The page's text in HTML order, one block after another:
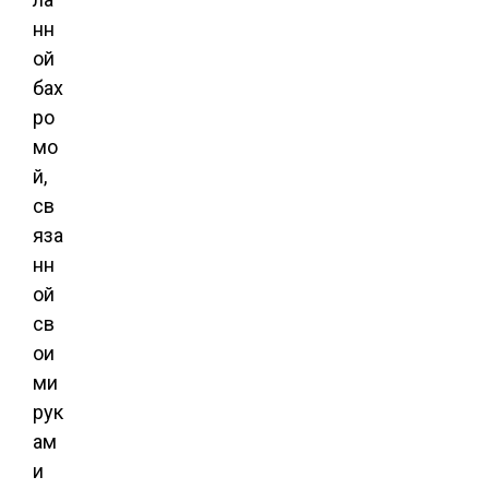
нн
ой
бах
ро
мо
й,
св
яза
нн
ой
св
ои
ми
рук
ам
и